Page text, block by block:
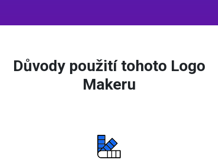
Důvody použití tohoto Logo
Makeru